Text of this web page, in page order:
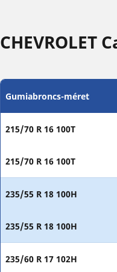
Gumiabroncs-méret
215/70 R 16 100T
215/70 R 16 100T
235/55 R 18 100H
235/55 R 18 100H
235/60 R 17 102H